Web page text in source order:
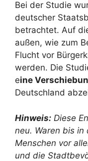
Bei der Studie
deutscher
betrachtet. Auf
außen, wie zum
Flucht vor
werden. Die
eine
Deutschland
Hinweis: Diese
neu. Waren bis in
Menschen vor
und die